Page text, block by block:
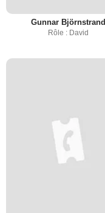
Gunnar Björnstrand
Rôle : David